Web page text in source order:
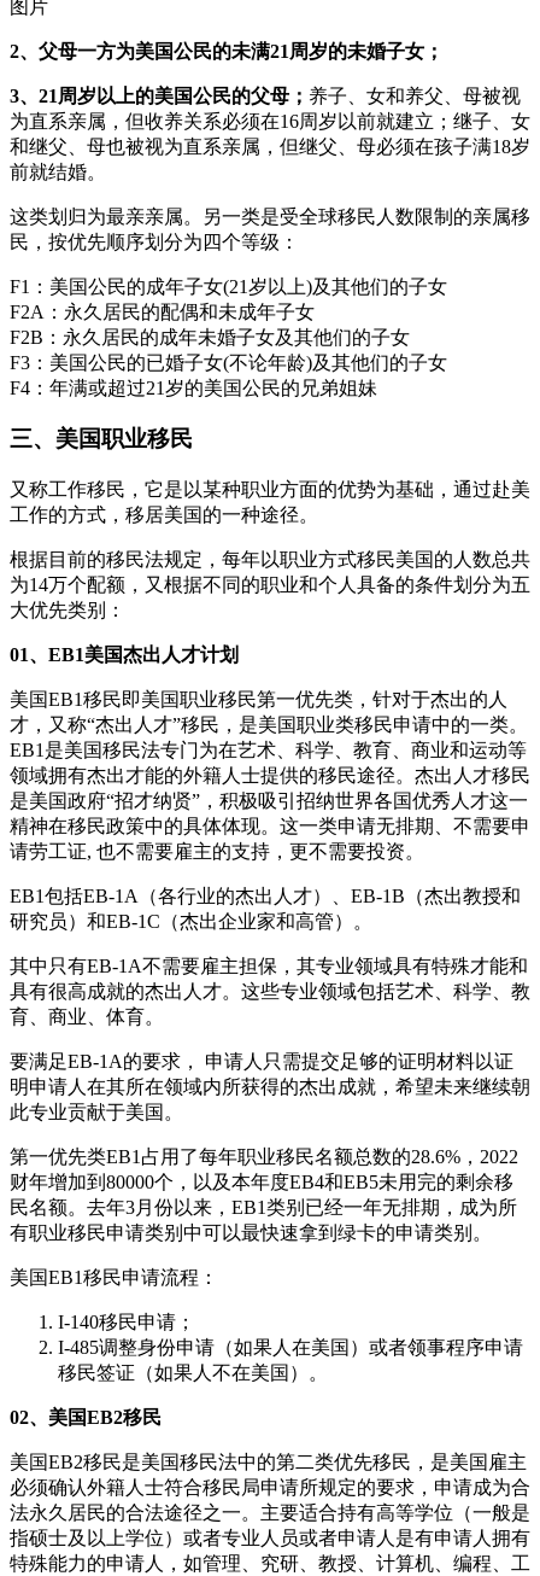
图片
2、父母一方为美国公民的未满21周岁的未婚子女；
3、21周岁以上的美国公民的父母； 养子、女和养父、母被视
为直系亲属，但收养关系必须在16周岁以前就建立；继子、女
和继父、母也被视为直系亲属，但继父、母必须在孩子满18岁
前就结婚。
这类划归为最亲亲属。另一类是受全球移民人数限制的亲属移
民，按优先顺序划分为四个等级：
F1：美国公民的成年子女(21岁以上)及其他们的子女
F2A：永久居民的配偶和未成年子女
F2B：永久居民的成年未婚子女及其他们的子女
F3：美国公民的已婚子女(不论年龄)及其他们的子女
F4：年满或超过21岁的美国公民的兄弟姐妹
三、美国职业移民
又称工作移民，它是以某种职业方面的优势为基础，通过赴美
工作的方式，移居美国的一种途径。
根据目前的移民法规定，每年以职业方式移民美国的人数总共
为14万个配额，又根据不同的职业和个人具备的条件划分为五
大优先类别：
01、EB1美国杰出人才计划
美国EB1移民即美国职业移民第一优先类，针对于杰出的人
才，又称“杰出人才”移民，是美国职业类移民申请中的一类。
EB1是美国移民法专门为在艺术、科学、教育、商业和运动等
领域拥有杰出才能的外籍人士提供的移民途径。杰出人才移民
是美国政府“招才纳贤”，积极吸引招纳世界各国优秀人才这一
精神在移民政策中的具体体现。这一类申请无排期、不需要申
请劳工证, 也不需要雇主的支持，更不需要投资。
EB1包括EB-1A（各行业的杰出人才）、EB-1B（杰出教授和
研究员）和EB-1C（杰出企业家和高管）。
其中只有EB-1A不需要雇主担保，其专业领域具有特殊才能和
具有很高成就的杰出人才。这些专业领域包括艺术、科学、教
育、商业、体育。
要满足EB-1A的要求， 申请人只需提交足够的证明材料以证
明申请人在其所在领域内所获得的杰出成就，希望未来继续朝
此专业贡献于美国。
第一优先类EB1占用了每年职业移民名额总数的28.6%，2022
财年增加到80000个，以及本年度EB4和EB5未用完的剩余移
民名额。去年3月份以来，EB1类别已经一年无排期，成为所
有职业移民申请类别中可以最快速拿到绿卡的申请类别。
美国EB1移民申请流程：
I-140移民申请；
I-485调整身份申请（如果人在美国）或者领事程序申请
移民签证（如果人不在美国）。
02、美国EB2移民
美国EB2移民是美国移民法中的第二类优先移民，是美国雇主
必须确认外籍人士符合移民局申请所规定的要求，申请成为合
法永久居民的合法途径之一。主要适合持有高等学位（一般是
指硕士及以上学位）或者专业人员或者申请人是有申请人拥有
特殊能力的申请人，如管理、究研、教授、计算机、编程、工